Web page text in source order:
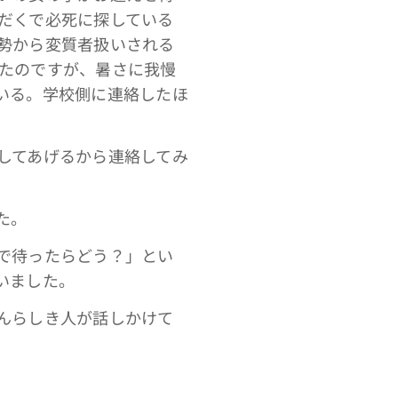
くで必死に探している
から変質者扱いされる
のですが、暑さに我慢
る。学校側に連絡したほ
てあげるから連絡してみ
待ったらどう？」とい
した。
らしき人が話しかけて